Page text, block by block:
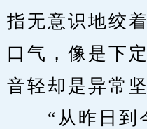
指无意识地绞
口气，像是下
音轻却是异常坚
“从昨日到